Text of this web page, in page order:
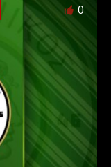
0